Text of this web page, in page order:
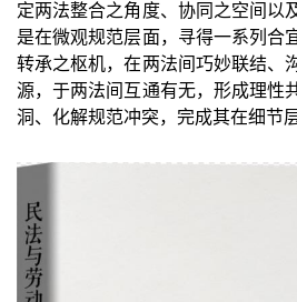
定两法整合之角度、协同之空间以
是在微观规范层面，寻得一系列合
转承之枢机，在两法间巧妙联结、
源，于两法间互通有无，形成理性
洞、化解规范冲突，完成其在细节